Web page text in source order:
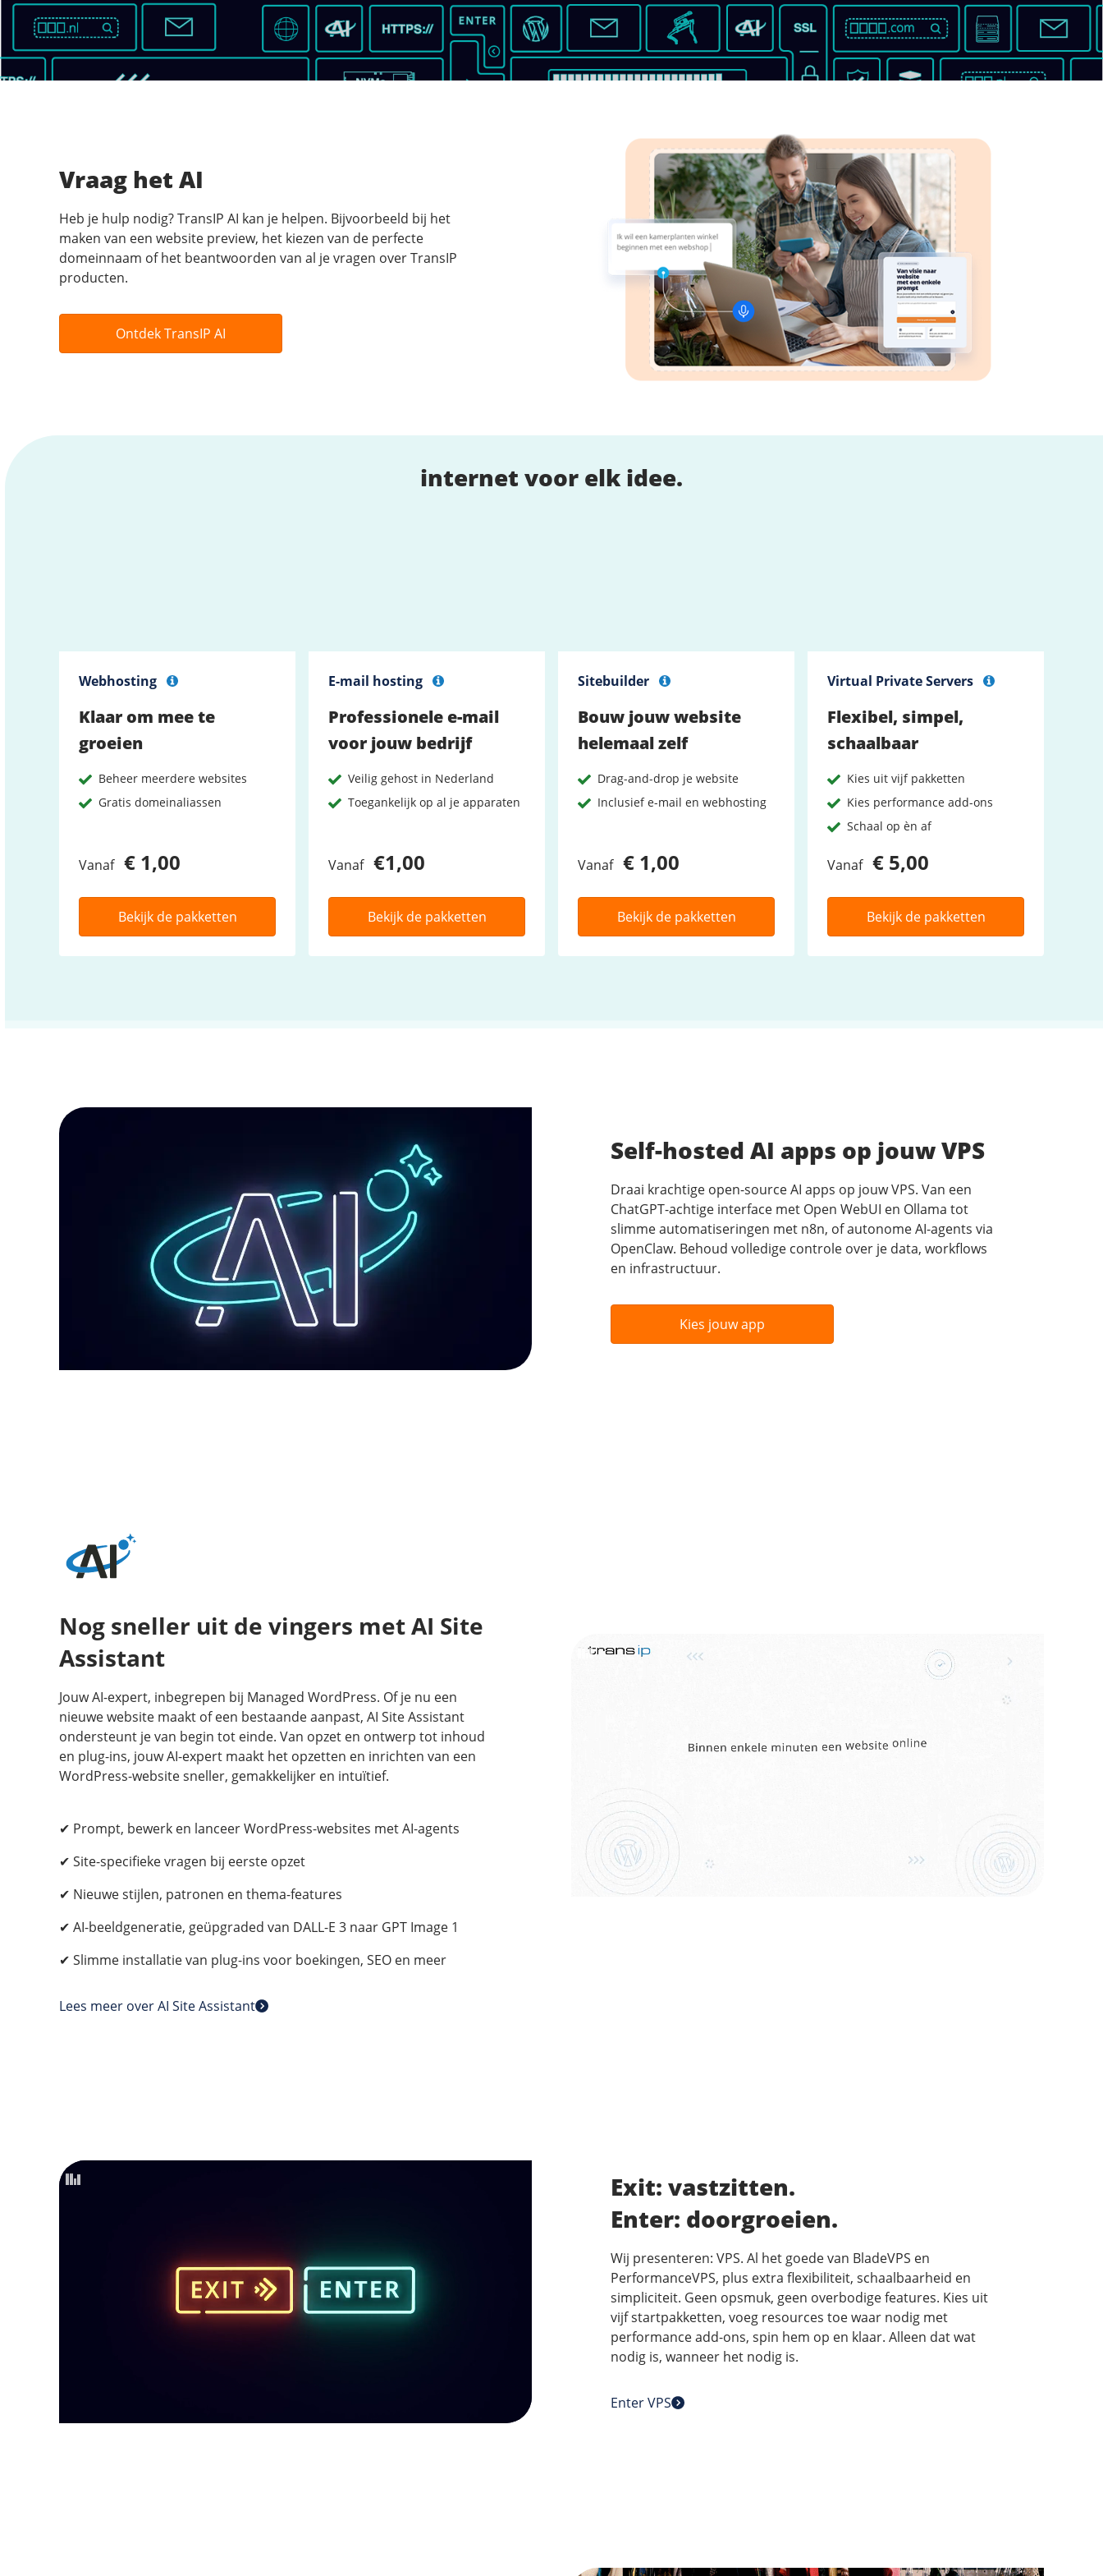
Vraag het AI
Heb je hulp nodig? TransIP AI kan je helpen. Bijvoorbeeld bij het
maken van een website preview, het kiezen van de perfecte
domeinnaam of het beantwoorden van al je vragen over TransIP
producten.
Ontdek TransIP AI
internet voor elk idee.
Webhosting
Klaar om mee te
groeien
Beheer meerdere websites
Gratis domeinaliassen
Vanaf € 1,00
Bekijk de pakketten
E-mail hosting
Professionele e-mail
voor jouw bedrijf
Veilig gehost in Nederland
Toegankelijk op al je apparaten
Vanaf €1,00
Bekijk de pakketten
Sitebuilder
Bouw jouw website
helemaal zelf
Drag-and-drop je website
Inclusief e-mail en webhosting
Vanaf € 1,00
Bekijk de pakketten
Virtual Private Servers
Flexibel, simpel,
schaalbaar
Kies uit vijf pakketten
Kies performance add-ons
Schaal op èn af
Vanaf € 5,00
Bekijk de pakketten
Self-hosted AI apps op jouw VPS
Draai krachtige open-source AI apps op jouw VPS. Van een
ChatGPT-achtige interface met Open WebUI en Ollama tot
slimme automatiseringen met n8n, of autonome AI-agents via
OpenClaw. Behoud volledige controle over je data, workflows
en infrastructuur.
Kies jouw app
Nog sneller uit de vingers met AI Site
Assistant
Jouw AI-expert, inbegrepen bij Managed WordPress. Of je nu een
nieuwe website maakt of een bestaande aanpast, AI Site Assistant
ondersteunt je van begin tot einde. Van opzet en ontwerp tot inhoud
en plug-ins, jouw AI-expert maakt het opzetten en inrichten van een
WordPress-website sneller, gemakkelijker en intuïtief.
✔ Prompt, bewerk en lanceer WordPress-websites met AI-agents
✔ Site-specifieke vragen bij eerste opzet
✔ Nieuwe stijlen, patronen en thema-features
✔ AI-beeldgeneratie, geüpgraded van DALL-E 3 naar GPT Image 1
✔ Slimme installatie van plug-ins voor boekingen, SEO en meer
Lees meer over AI Site Assistant
Exit: vastzitten.
Enter: doorgroeien.
Wij presenteren: VPS. Al het goede van BladeVPS en
PerformanceVPS, plus extra flexibiliteit, schaalbaarheid en
simpliciteit. Geen opsmuk, geen overbodige features. Kies uit
vijf startpakketten, voeg resources toe waar nodig met
performance add-ons, spin hem op en klaar. Alleen dat wat
nodig is, wanneer het nodig is.
Enter VPS